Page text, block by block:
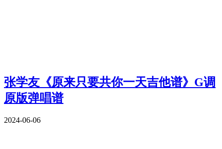
张学友《原来只要共你一天吉他谱》G调
原版弹唱谱
2024-06-06